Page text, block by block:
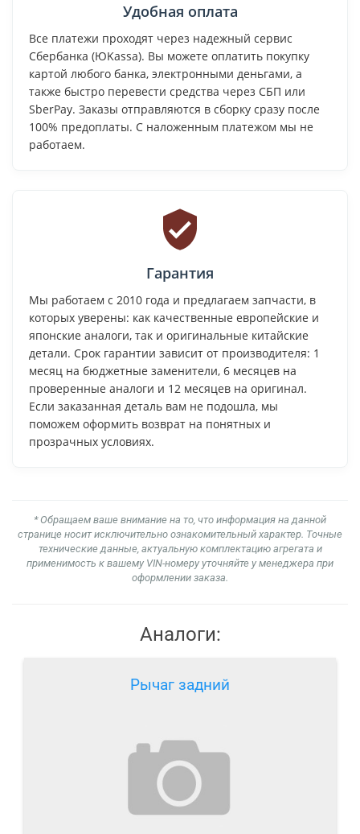
Удобная оплата
Все платежи проходят через надежный сервис
Сбербанка (ЮKassa). Вы можете оплатить покупку
картой любого банка, электронными деньгами, а
также быстро перевести средства через СБП или
SberPay. Заказы отправляются в сборку сразу после
100% предоплаты. С наложенным платежом мы не
работаем.
Гарантия
Мы работаем с 2010 года и предлагаем запчасти, в
которых уверены: как качественные европейские и
японские аналоги, так и оригинальные китайские
детали. Срок гарантии зависит от производителя: 1
месяц на бюджетные заменители, 6 месяцев на
проверенные аналоги и 12 месяцев на оригинал.
Если заказанная деталь вам не подошла, мы
поможем оформить возврат на понятных и
прозрачных условиях.
* Обращаем ваше внимание на то, что информация на данной
странице носит исключительно ознакомительный характер. Точные
технические данные, актуальную комплектацию агрегата и
применимость к вашему VIN-номеру уточняйте у менеджера при
оформлении заказа.
Аналоги:
Рычаг задний